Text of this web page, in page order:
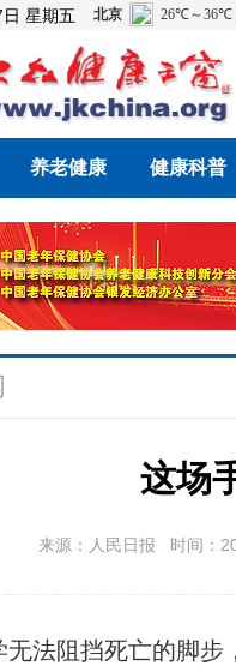
星期五
养老健康 健康科普
这场
来源：人民日报 时间：
无法阻挡死亡的脚步